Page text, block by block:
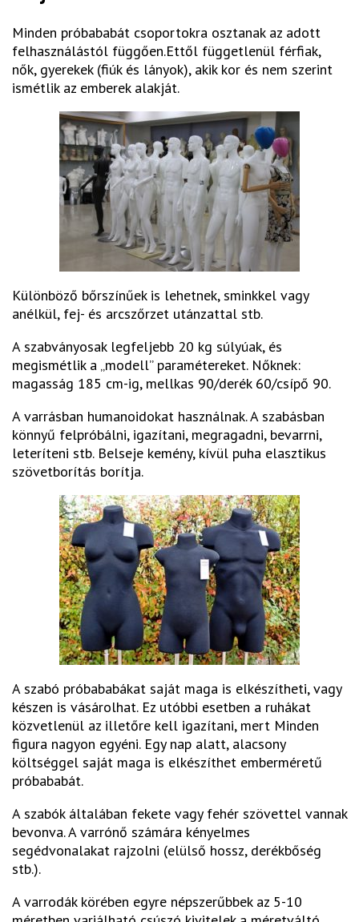
Minden próbababát csoportokra osztanak az adott
felhasználástól függően.Ettől függetlenül férfiak,
nők, gyerekek (fiúk és lányok), akik kor és nem szerint
ismétlik az emberek alakját.
Különböző bőrszínűek is lehetnek, sminkkel vagy
anélkül, fej- és arcszőrzet utánzattal stb.
A szabványosak legfeljebb 20 kg súlyúak, és
megismétlik a „modell” paramétereket. Nőknek:
magasság 185 cm-ig, mellkas 90/derék 60/csípő 90.
A varrásban humanoidokat használnak. A szabásban
könnyű felpróbálni, igazítani, megragadni, bevarrni,
leteríteni stb. Belseje kemény, kívül puha elasztikus
szövetborítás borítja.
A szabó próbababákat saját maga is elkészítheti, vagy
készen is vásárolhat. Ez utóbbi esetben a ruhákat
közvetlenül az illetőre kell igazítani, mert Minden
figura nagyon egyéni. Egy nap alatt, alacsony
költséggel saját maga is elkészíthet emberméretű
próbababát.
A szabók általában fekete vagy fehér szövettel vannak
bevonva. A varrónő számára kényelmes
segédvonalakat rajzolni (elülső hossz, derékbőség
stb.).
A varrodák körében egyre népszerűbbek az 5-10